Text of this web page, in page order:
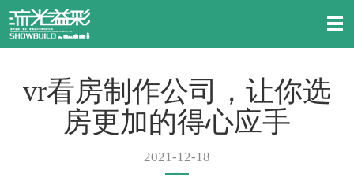
vr看房制作公司，让你选
房更加的得心应手
2021-12-18